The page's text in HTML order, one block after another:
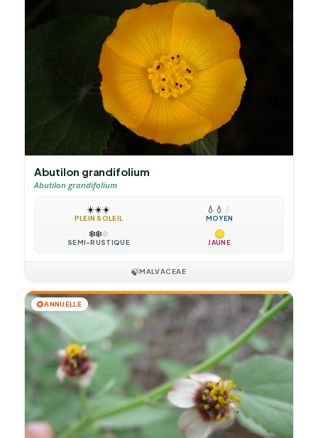
Abutilon grandifolium
Abutilon grandifolium
☀️☀️☀️
PLEIN SOLEIL
💧 💧 💧
MOYEN
❄️❄️❄️
SEMI-RUSTIQUE JAUNE
🍃MALVACEAE
🌻ANNUELLE